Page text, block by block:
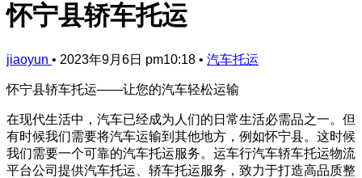
怀宁县轿车托运
jiaoyun • 2023年9月6日 pm10:18 • 汽车托运
怀宁县轿车托运——让您的汽车轻松运输
在现代生活中，汽车已经成为人们的日常生活必需品之一。但
有时候我们需要将汽车运输到其他地方，例如怀宁县。这时候
我们需要一个可靠的汽车托运服务。运车行汽车轿车托运物流
平台公司提供汽车托运、轿车托运服务，致力于打造高品质整